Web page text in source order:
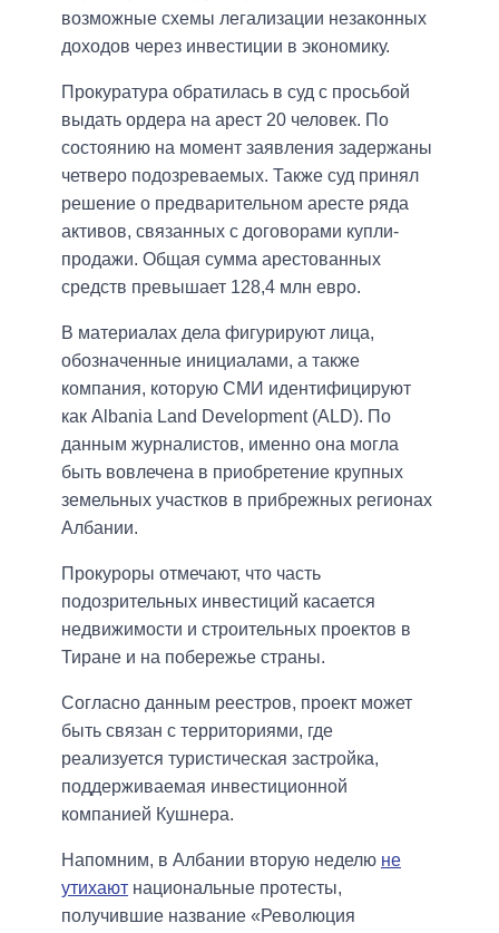
возможные схемы легализации незаконных
доходов через инвестиции в экономику.
Прокуратура обратилась в суд с просьбой
выдать ордера на арест 20 человек. По
состоянию на момент заявления задержаны
четверо подозреваемых. Также суд принял
решение о предварительном аресте ряда
активов, связанных с договорами купли-
продажи. Общая сумма арестованных
средств превышает 128,4 млн евро.
В материалах дела фигурируют лица,
обозначенные инициалами, а также
компания, которую СМИ идентифицируют
как Albania Land Development (ALD). По
данным журналистов, именно она могла
быть вовлечена в приобретение крупных
земельных участков в прибрежных регионах
Албании.
Прокуроры отмечают, что часть
подозрительных инвестиций касается
недвижимости и строительных проектов в
Тиране и на побережье страны.
Согласно данным реестров, проект может
быть связан с территориями, где
реализуется туристическая застройка,
поддерживаемая инвестиционной
компанией Кушнера.
Напомним, в Албании вторую неделю не
утихают национальные протесты,
получившие название «Революция